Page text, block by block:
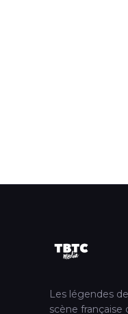
Les légendes
scène française